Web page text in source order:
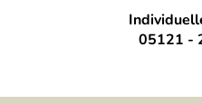
51 21 / 28 29 320
05121 -